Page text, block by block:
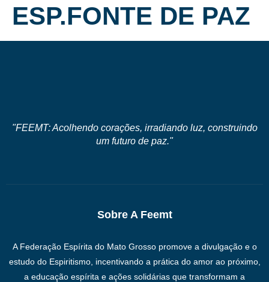
ESP.FONTE DE PAZ
"FEEMT: Acolhendo corações, irradiando luz, construindo
um futuro de paz."
Sobre A Feemt
A Federação Espírita do Mato Grosso promove a divulgação e o
estudo do Espiritismo, incentivando a prática do amor ao próximo,
a educação espírita e ações solidárias que transformam a